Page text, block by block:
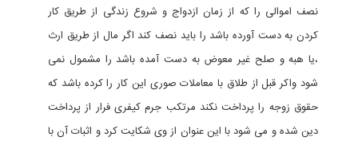
نصف اموالی را که از زمان ازدواج و شروع زندگی از طریق کار
کردن به دست آورده باشد را باید نصف کند اگر مال از طریق ارث
،یا هبه و صلح غیر معوض به دست آمده باشد را مشمول نمی
شود واکر قبل از طلاق با معاملات صوری این کار را کرده باشد که
حقوق زوجه را پرداخت نکند مرتکب جرم کیفری فرار از پرداخت
دین شده و می شود با این عنوان از وی شکایت کرد و اثبات آن با